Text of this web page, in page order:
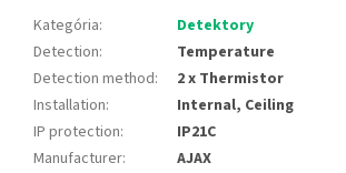
Kategória:
Detektory
Detection:
Temperature
Detection method:
2 x Thermistor
Installation:
Internal, Ceiling
IP protection:
IP21C
Manufacturer:
AJAX